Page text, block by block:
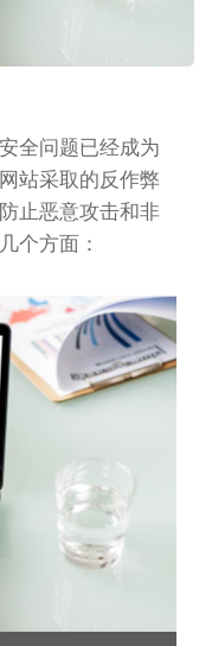
全问题已经成为
站采取的反作弊
止恶意攻击和非
个方面：